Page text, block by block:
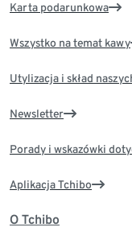
Karta podarunkowa
Wszystko na temat kawy
Utylizacja i skład
Newsletter
Porady i wskazówki
Aplikacja Tchibo
O Tchibo